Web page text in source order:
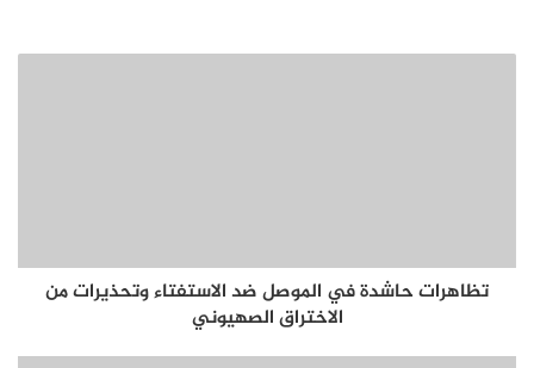
تظاهرات حاشدة في الموصل ضد الاستفتاء وتحذيرات من
الاختراق الصهيوني